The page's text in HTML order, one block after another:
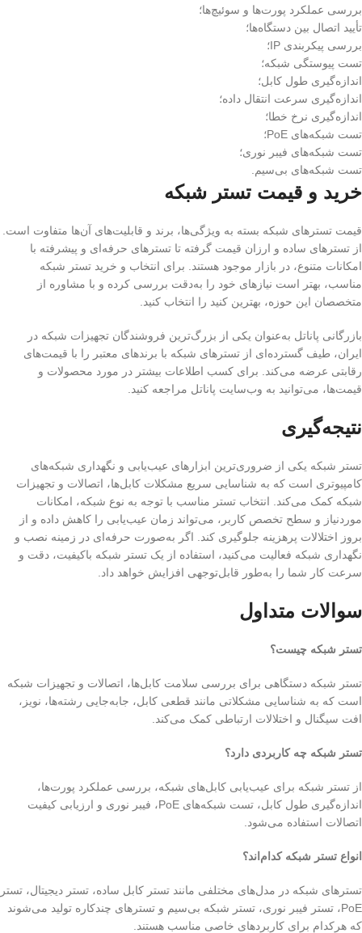
بررسی عملکرد پورت‌ها و سوئیچ‌ها؛
تأیید اتصال بین دستگاه‌ها؛
بررسی پیکربندی IP؛
تست پیوستگی شبکه؛
اندازه‌گیری طول کابل؛
اندازه‌گیری سرعت انتقال داده؛
اندازه‌گیری نرخ خطا؛
تست شبکه‌های PoE؛
تست شبکه‌های فیبر نوری؛
تست شبکه‌های بی‌سیم.
خرید و قیمت تستر شبکه
قیمت تسترهای شبکه بسته به ویژگی‌ها، برند و قابلیت‌های آن‌ها متفاوت است.
از تسترهای ساده و ارزان قیمت گرفته تا تسترهای حرفه‌ای و پیشرفته با
امکانات متنوع، در بازار موجود هستند. برای انتخاب و خرید تستر شبکه
مناسب، بهتر است نیازهای خود را به‌دقت بررسی کرده و با مشاوره از
متخصصان این حوزه، بهترین کنید را انتخاب کنید.
بازرگانی پاناتل به‌عنوان یکی از بزرگ‌ترین فروشندگان تجهیزات شبکه در
ایران، طیف گسترده‌ای از تسترهای شبکه با برندهای معتبر را با قیمت‌های
رقابتی عرضه می‌کند. برای کسب اطلاعات بیشتر در مورد محصولات و
قیمت‌ها، می‌توانید به وب‌سایت پاناتل مراجعه کنید.
نتیجه‌گیری
تستر شبکه یکی از ضروری‌ترین ابزارهای عیب‌یابی و نگهداری شبکه‌های
کامپیوتری است که به شناسایی سریع مشکلات کابل‌ها، اتصالات و تجهیزات
شبکه کمک می‌کند. انتخاب تستر مناسب با توجه به نوع شبکه، امکانات
موردنیاز و سطح تخصص کاربر، می‌تواند زمان عیب‌یابی را کاهش داده و از
بروز اختلالات پرهزینه جلوگیری کند. اگر به‌صورت حرفه‌ای در زمینه نصب و
نگهداری شبکه فعالیت می‌کنید، استفاده از یک تستر شبکه باکیفیت، دقت و
سرعت کار شما را به‌طور قابل‌توجهی افزایش خواهد داد.
سوالات متداول
تستر شبکه چیست؟
تستر شبکه دستگاهی برای بررسی سلامت کابل‌ها، اتصالات و تجهیزات شبکه
است که به شناسایی مشکلاتی مانند قطعی کابل، جابه‌جایی رشته‌ها، نویز،
افت سیگنال و اختلالات ارتباطی کمک می‌کند.
تستر شبکه چه کاربردی دارد؟
از تستر شبکه برای عیب‌یابی کابل‌های شبکه، بررسی عملکرد پورت‌ها،
اندازه‌گیری طول کابل، تست شبکه‌های PoE، فیبر نوری و ارزیابی کیفیت
اتصالات استفاده می‌شود.
انواع تستر شبکه کدام‌اند؟
تسترهای شبکه در مدل‌های مختلفی مانند تستر کابل ساده، تستر دیجیتال، تستر
PoE، تستر فیبر نوری، تستر شبکه بی‌سیم و تسترهای چندکاره تولید می‌شوند
که هرکدام برای کاربردهای خاصی مناسب هستند.